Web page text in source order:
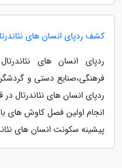
کشف ردپای انسان های
ردپای انسان های
فرهنگی،صنایع دستی و
ردپای انسان های نئاندرتال
انجام اولین فصل کاوش های
پیشینه سکونت انسان های